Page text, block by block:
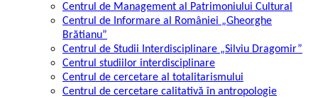
Centrul de Management al Patrimoniului Cultural
Centrul de Informare al României „Gheorghe
Brătianu”
Centrul de Studii Interdisciplinare „Silviu Dragomir”
Centrul studiilor interdisciplinare
Centrul de cercetare al totalitarismului
Centrul de cercetare calitativă în antropologie